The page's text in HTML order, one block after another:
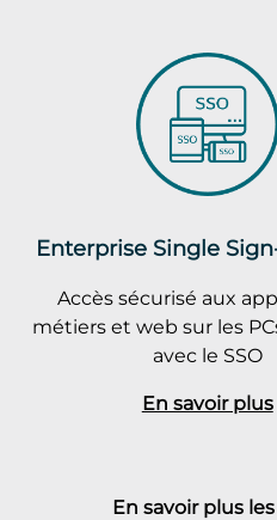
Enterprise Single
Accès sécurisé aux
métiers et web sur les
avec le SSO
En savoir plus
En savoir plus